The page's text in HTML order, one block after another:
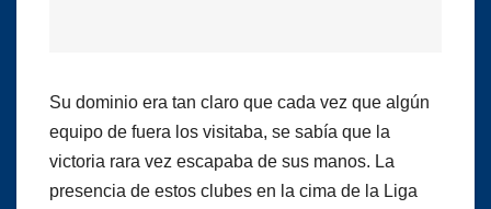
Su dominio era tan claro que cada vez que algún
equipo de fuera los visitaba, se sabía que la
victoria rara vez escapaba de sus manos. La
presencia de estos clubes en la cima de la Liga